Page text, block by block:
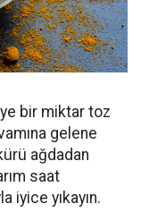
bir miktar toz
gelene
ağdadan
saat
iyice yıkayın.